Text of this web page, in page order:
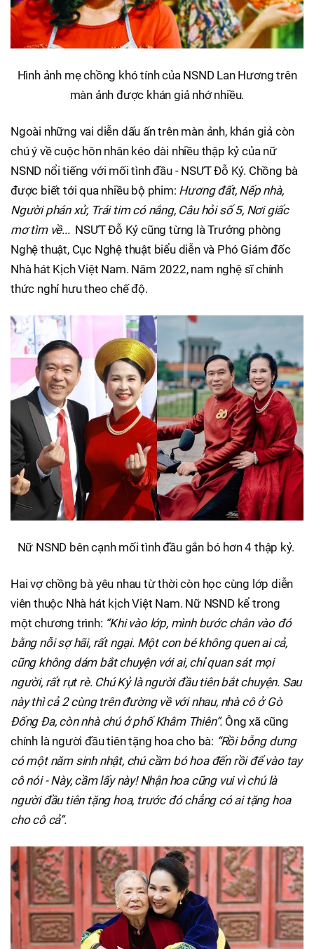
Hình ảnh mẹ chồng khó tính của NSND Lan Hương trên
màn ảnh được khán giả nhớ nhiều.
Ngoài những vai diễn dấu ấn trên màn ảnh, khán giả còn
chú ý về cuộc hôn nhân kéo dài nhiều thập kỷ của nữ
NSND nổi tiếng với mối tình đầu - NSƯT Đỗ Kỷ. Chồng bà
được biết tới qua nhiều bộ phim: Hương đất, Nếp nhà,
Người phán xử, Trái tim có nắng, Câu hỏi số 5, Nơi giấc
mơ tìm về... NSƯT Đỗ Kỷ cũng từng là Trưởng phòng
Nghệ thuật, Cục Nghệ thuật biểu diễn và Phó Giám đốc
Nhà hát Kịch Việt Nam. Năm 2022, nam nghệ sĩ chính
thức nghỉ hưu theo chế độ.
Nữ NSND bên cạnh mối tình đầu gắn bó hơn 4 thập kỷ.
Hai vợ chồng bà yêu nhau từ thời còn học cùng lớp diễn
viên thuộc Nhà hát kịch Việt Nam. Nữ NSND kể trong
một chương trình: “Khi vào lớp, mình bước chân vào đó
bằng nỗi sợ hãi, rất ngại. Một con bé không quen ai cả,
cũng không dám bắt chuyện với ai, chỉ quan sát mọi
người, rất rụt rè. Chú Kỷ là người đầu tiên bắt chuyện. Sau
này thì cả 2 cùng trên đường về với nhau, nhà cô ở Gò
Đống Đa, còn nhà chú ở phố Khâm Thiên”. Ông xã cũng
chính là người đầu tiên tặng hoa cho bà: “Rồi bỗng dưng
có một năm sinh nhật, chú cầm bó hoa đến rồi để vào tay
cô nói - Này, cầm lấy này! Nhận hoa cũng vui vì chú là
người đầu tiên tặng hoa, trước đó chẳng có ai tặng hoa
cho cô cả”.